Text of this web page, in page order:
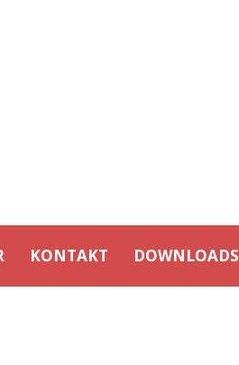
KONTAKT DOWNLOADS